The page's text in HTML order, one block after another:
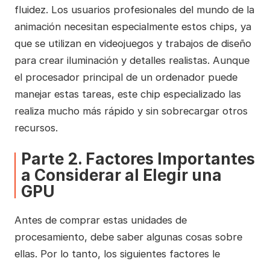
fluidez. Los usuarios profesionales del mundo de la
animación necesitan especialmente estos chips, ya
que se utilizan en videojuegos y trabajos de diseño
para crear iluminación y detalles realistas. Aunque
el procesador principal de un ordenador puede
manejar estas tareas, este chip especializado las
realiza mucho más rápido y sin sobrecargar otros
recursos.
Parte 2. Factores Importantes
a Considerar al Elegir una
GPU
Antes de comprar estas unidades de
procesamiento, debe saber algunas cosas sobre
ellas. Por lo tanto, los siguientes factores le